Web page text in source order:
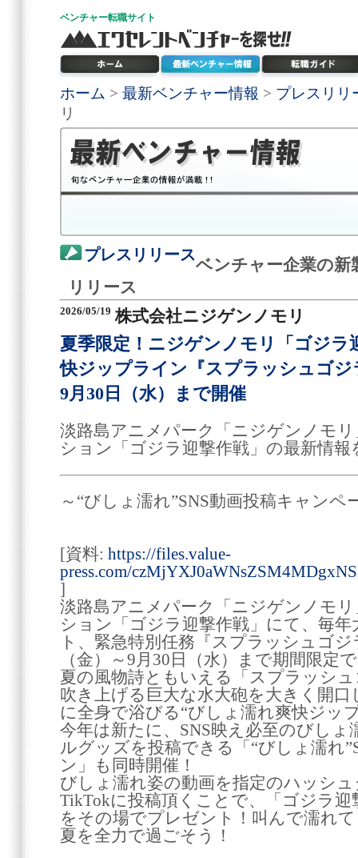
ベンチャー転職サイト
ホーム > 最新ベンチャー情報 > プレスリリ
リ
プレスリリース
ベンチャー企業の新
リリース
2026/05/19 株式会社ニジゲンノモリ
夏季限定！ニジゲンノモリ「ゴジラ
快ジップライン『スプラッシュゴジ
9月30日（水）まで開催
淡路島アニメパーク「ニジゲンノモ
ション「ゴジラ迎撃作戦」の最新情
～“びしょ濡れ”SNS動画投稿キャンペ
[資料: https://files.value-
press.com/
]
淡路島アニメパーク「ニジゲンノモ
ション「ゴジラ迎撃作戦」にて、毎
ト、緊急特別任務『スプラッシュゴ
（金）～9月30日（水）まで期間限定
夏の風物詩ともいえる「スプラッシ
吹き上げる巨大な水大砲を大きく開
に全身で浴びる“びしょ濡れ爽快ジッ
今年は新たに、SNS映え必至のびし
ルグッズを投稿できる「“びしょ濡れ
ン」も同時開催！
びしょ濡れ姿の動画を指定のハッシュ
TikTokに投稿頂くことで、「ゴジラ
をその場でプレゼント！叫んで濡れ
夏を全力で過ごそう！